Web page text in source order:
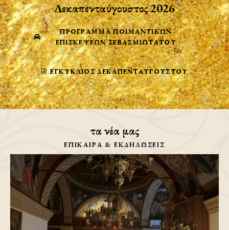
Δεκαπενταύγουστος 2026
ΠΡΟΓΡΑΜΜΑ ΠΟΙΜΑΝΤΙΚΩΝ
ΕΠΙΣΚΕΨΕΩΝ ΣΕΒΑΣΜΙΩΤΑΤΟΥ
ΕΓΚΎΚΛΙΟΣ ΔΕΚΑΠΕΝΤΑΎΓΟΥΣΤΟΥ
τα νέα μας
ΕΠΙΚΑΙΡΑ & ΕΚΔΗΛΩΣΕΙΣ